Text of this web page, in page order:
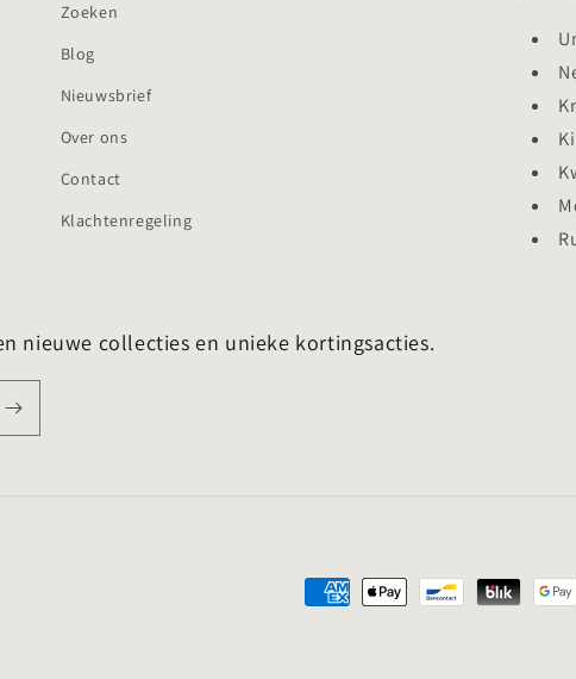
Zoeken
Blog
Nieuwsbrief
Over ons
Contact
Klachtenregeling
nieuwe collecties en unieke kortingsacties.
Betaalmethoden